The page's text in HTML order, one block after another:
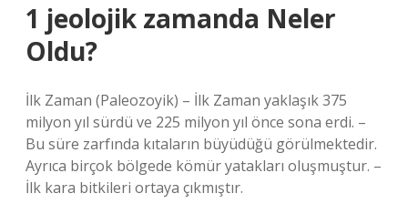
1 jeolojik zamanda Neler
Oldu?
İlk Zaman (Paleozoyik) – İlk Zaman yaklaşık 375
milyon yıl sürdü ve 225 milyon yıl önce sona erdi. –
Bu süre zarfında kıtaların büyüdüğü görülmektedir.
Ayrıca birçok bölgede kömür yatakları oluşmuştur. –
İlk kara bitkileri ortaya çıkmıştır.